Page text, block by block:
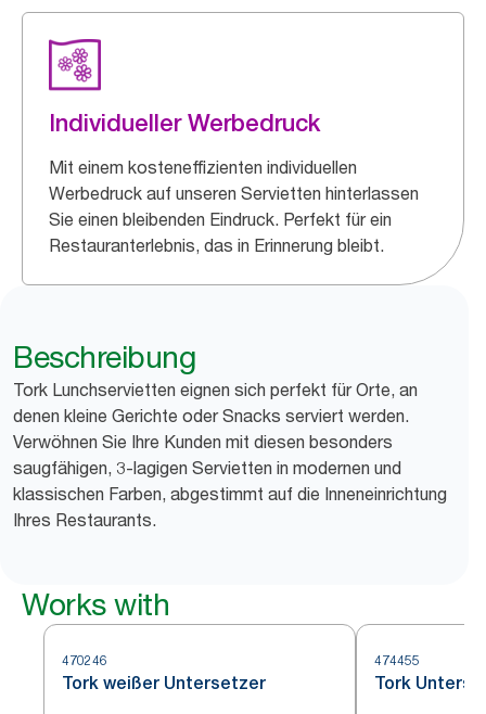
Individueller Werbedruck
Mit einem kosteneffizienten individuellen
Werbedruck auf unseren Servietten hinterlassen
Sie einen bleibenden Eindruck. Perfekt für ein
Restauranterlebnis, das in Erinnerung bleibt.
Beschreibung
Tork Lunchservietten eignen sich perfekt für Orte, an
denen kleine Gerichte oder Snacks serviert werden.
Verwöhnen Sie Ihre Kunden mit diesen besonders
saugfähigen, 3-lagigen Servietten in modernen und
klassischen Farben, abgestimmt auf die Inneneinrichtung
Ihres Restaurants.
Works with
470246
Tork weißer Untersetzer
474455
Tork